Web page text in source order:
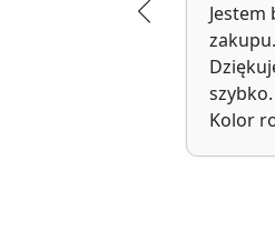
zakupu.
szybko.
Kolor